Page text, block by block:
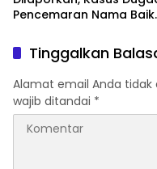
Pencemaran Nama Baik
Tinggalkan
Alamat email Anda tidak
wajib ditandai *